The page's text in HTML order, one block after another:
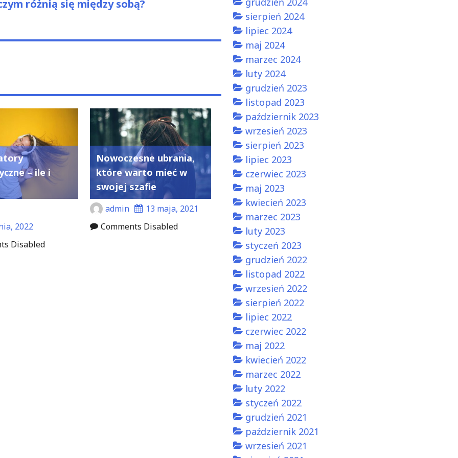
różnią się między sobą?
– ile i
2022
Disabled
Nowoczesne ubrania,
które warto mieć w
swojej szafie
admin
13 maja, 2021
Comments Disabled
sierpień 2024
lipiec 2024
maj 2024
marzec 2024
luty 2024
grudzień 2023
listopad 2023
październik 2023
wrzesień 2023
sierpień 2023
lipiec 2023
czerwiec 2023
maj 2023
kwiecień 2023
marzec 2023
luty 2023
styczeń 2023
grudzień 2022
listopad 2022
wrzesień 2022
sierpień 2022
lipiec 2022
czerwiec 2022
maj 2022
kwiecień 2022
marzec 2022
luty 2022
styczeń 2022
grudzień 2021
październik 2021
wrzesień 2021